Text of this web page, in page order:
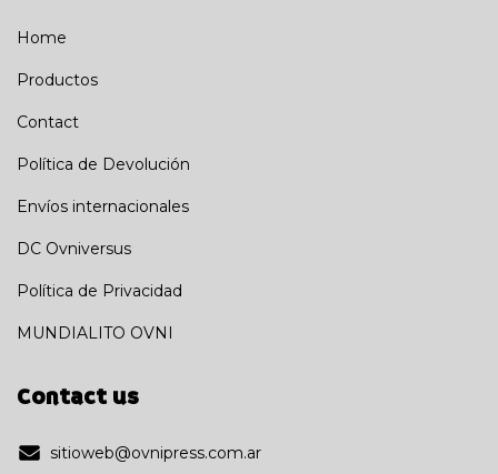
Home
Productos
Contact
Política de Devolución
Envíos internacionales
DC Ovniversus
Política de Privacidad
MUNDIALITO OVNI
Contact us
sitioweb@ovnipress.com.ar